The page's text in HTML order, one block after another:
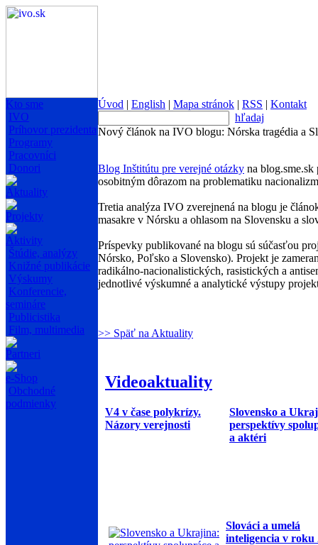
Kto sme
IVO
Príhovor prezidenta
Programy
Pracovníci
Donori
Aktuality
Projekty
Aktivity
Štúdie, analýzy
Knižné publikácie
Výskumy
Konferencie,
semináre
Publicistika
Film, multimedia
Partneri
e-Shop
Obchodné
podmienky
Úvod | English | Mapa stránok | RSS | Kontakt
hľadaj
Nový článok na IVO blogu: Nórska tragédia a
Blog Inštitútu pre verejné otázky na blog.sme.sk
osobitným dôrazom na problematiku
Tretia analýza IVO zverejnená na blogu je
masakre v Nórsku a ohlasom na Slovensku a
Príspevky publikované na blogu sú súčasťou
Nórsko, Poľsko a Slovensko). Projekt je
radikálno-nacionalistických, rasistických a
jednotlivé výskumné a analytické výstupy
>> Späť na Aktuality
Videoaktuality
V4 v čase polykrízy.
Názory verejnosti
Slovensko a
perspektívy
a aktéri
Slováci a umelá
inteligencia v roku